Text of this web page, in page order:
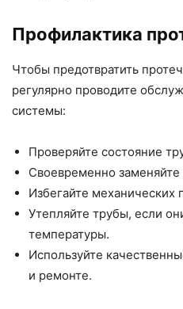
Профилактика
Чтобы предотвратить
регулярно проводите
системы:
Проверяйте состояние
Своевременно
Избегайте механических
Утепляйте трубы, если
температуры.
Используйте
и ремонте.